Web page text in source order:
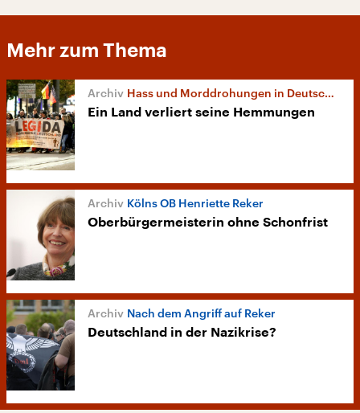
Mehr zum Thema
Hass und Morddrohungen in Deutschland
Ein Land verliert seine Hemmungen
Kölns OB Henriette Reker
Oberbürgermeisterin ohne Schonfrist
Nach dem Angriff auf Reker
Deutschland in der Nazikrise?